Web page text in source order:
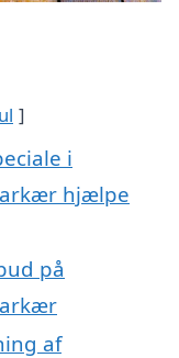
i
hjælpe
på
af